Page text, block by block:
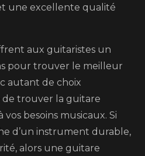
une excellente qualité
aux guitaristes un
pour trouver le meilleur
autant de choix
de trouver la guitare
besoins musicaux. Si
d’un instrument durable,
alors une guitare